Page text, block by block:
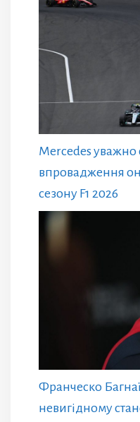
Mercedes уважно
впровадження
сезону F1 2026
Франческо
невигідному